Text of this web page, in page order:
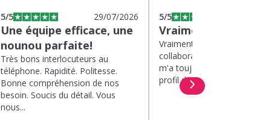
5/5 29/07/2026
Une équipe efficace, une
nounou parfaite!
Très bons interlocuteurs au
téléphone. Rapidité. Politesse.
Bonne compréhension de nos
besoin. Soucis du détail. Vous
nous...
5/5
Vraiment top
Vraiment top, plus d'un
collaboration avec
m'a toujours proposé de
profil de nounou. Et